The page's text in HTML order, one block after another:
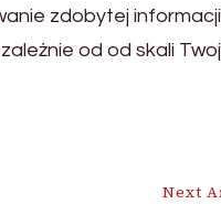
zdobytej
od od skali
Next